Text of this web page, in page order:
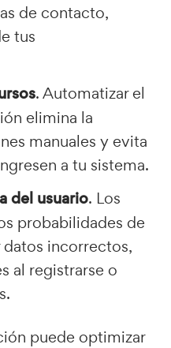
de contacto,
tus
. Automatizar el
elimina la
manuales y evita
a tu sistema.
del usuario. Los
probabilidades de
incorrectos,
al registrarse o
puede optimizar